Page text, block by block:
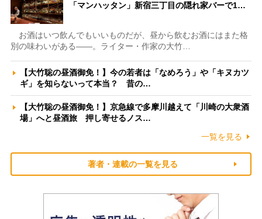
「マンハッタン」新宿三丁目の隠れ家バーで1…
お酒はいつ飲んでもいいものだが、昼から飲むお酒にはまた格
別の味わいがある――。ライター・作家の大竹…
【大竹聡の昼酒御免！】今の若者は「なめろう」や「キヌカツ
ギ」を知らないって本当？ 昔の…
【大竹聡の昼酒御免！】京急線で多摩川越えて「川崎の大衆酒
場」へと昼酒旅 押し寄せるノス…
一覧を見る
著者・連載の一覧を見る